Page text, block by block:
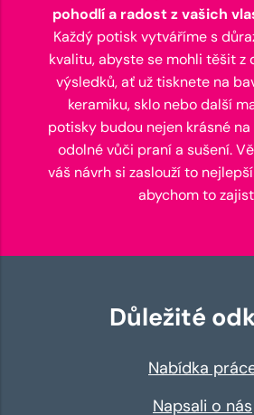
pohodlí a radost z vašich
Každý potisk vytváříme s
kvalitu, abyste se mohli těšit
výsledků, ať už tisknete na
keramiku, sklo nebo další
potisky budou nejen krásné
odolné vůči praní a sušení.
váš návrh si zaslouží to
abychom to
Důležité
Nabídka
Napsali o nás